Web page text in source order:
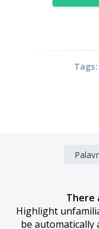
Tags:
There
Highlight
be automatically